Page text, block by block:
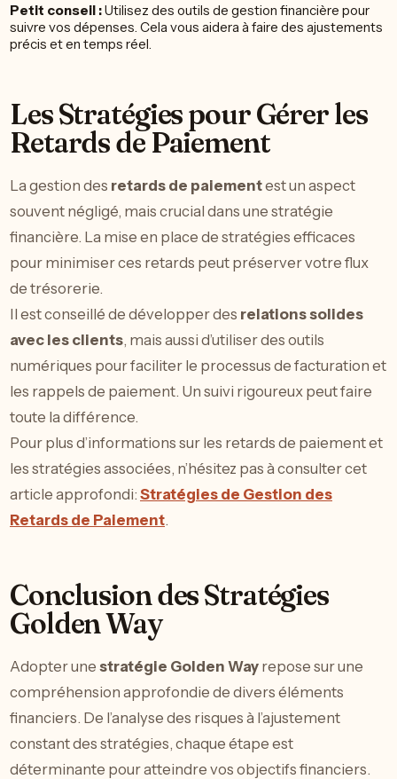
Petit conseil :Utilisez des outils de gestion financière pour
suivre vos dépenses. Cela vous aidera à faire des ajustements
précis et en temps réel.
Les Stratégies pour Gérer les
Retards de Paiement
La gestion des retards de paiementest un aspect
souvent négligé, mais crucial dans une stratégie
financière. La mise en place de stratégies efficaces
pour minimiser ces retards peut préserver votre flux
de trésorerie.
Il est conseillé de développer des relations solides
avec les clients, mais aussi d’utiliser des outils
numériques pour faciliter le processus de facturation et
les rappels de paiement. Un suivi rigoureux peut faire
toute la différence.
Pour plus d’informations sur les retards de paiement et
les stratégies associées, n’hésitez pas à consulter cet
article approfondi: Stratégies de Gestion des
Retards de Paiement.
Conclusion des Stratégies
Golden Way
Adopter une stratégie Golden Way repose sur une
compréhension approfondie de divers éléments
financiers. De l’analyse des risques à l’ajustement
constant des stratégies, chaque étape est
déterminante pour atteindre vos objectifs financiers.